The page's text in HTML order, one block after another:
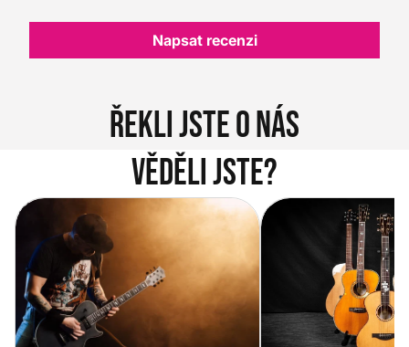
Napsat recenzi
Řekli jste o nás
Věděli jste?
Vítejte na novém e-shopu Music
City
Jak vybrat